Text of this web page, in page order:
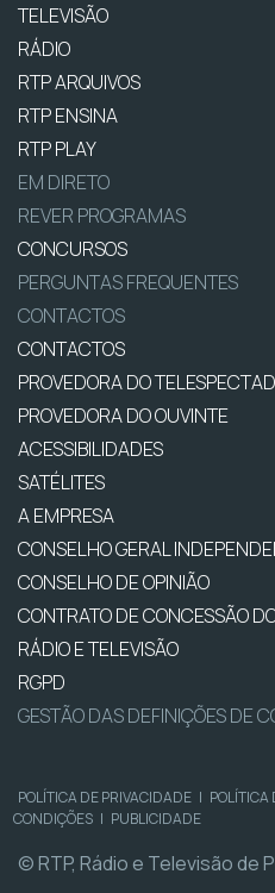
TELEVISÃO
RÁDIO
RTP ARQUIVOS
RTP ENSINA
RTP PLAY
EM DIRETO
REVER PROGRAMAS
CONCURSOS
PERGUNTAS FREQUENTES
CONTACTOS
CONTACTOS
PROVEDORA DO
PROVEDORA DO OUVINTE
ACESSIBILIDADES
SATÉLITES
A EMPRESA
CONSELHO GERAL
CONSELHO DE OPINIÃO
CONTRATO DE CONCESSÃO
RÁDIO E TELEVISÃO
RGPD
GESTÃO DAS DEFINIÇÕES DE
POLÍTICA DE PRIVACIDADE | POLÍTICA
CONDIÇÕES | PUBLICIDADE
© RTP, Rádio e Televisão de